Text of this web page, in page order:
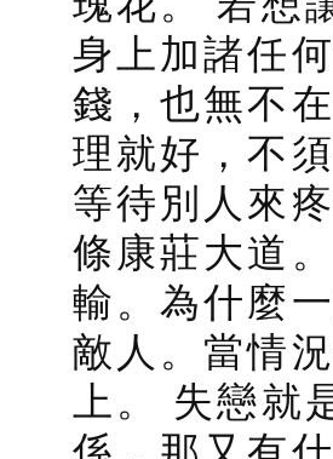
身上加諸任
錢，也無不
理就好，不
等待別人來
條康莊大道
輸。為什麼
敵人。當情
上。 失戀就